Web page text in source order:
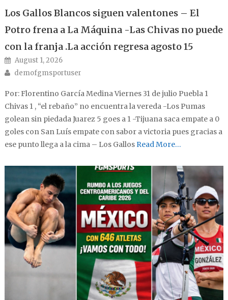
Los Gallos Blancos siguen valentones – El
Potro frena a La Máquina -Las Chivas no puede
con la franja .La acción regresa agosto 15
Posted on
August 1, 2026
Author
demofgmsportuser
Por: Florentino García Medina Viernes 31 de julio Puebla 1
Chivas 1 , “el rebaño” no encuentra la vereda -Los Pumas
golean sin piedada Juarez 5 goes a 1 -Tijuana saca empate a 0
goles con San Luís empate con sabor a victoria pues gracias a
ese punto llega a la cima – Los GallosRead More…